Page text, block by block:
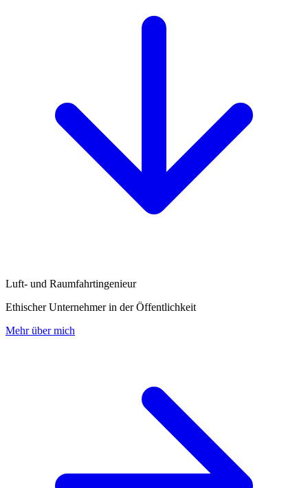
Luft- und Raumfahrtingenieur
Ethischer Unternehmer in der Öffentlichkeit
Mehr über mich